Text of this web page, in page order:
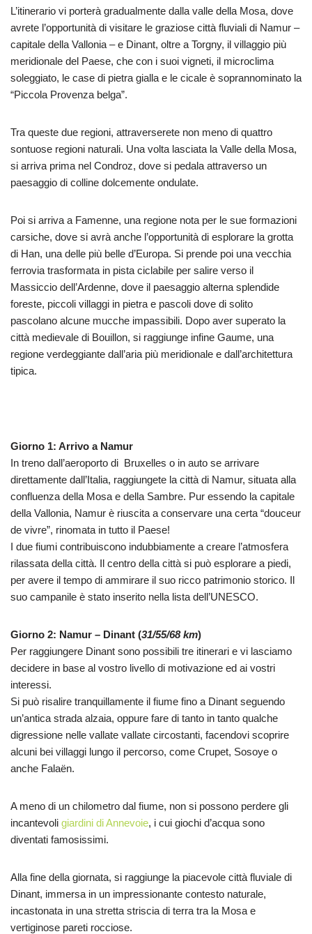
L’itinerario vi porterà gradualmente dalla valle della Mosa, dove
avrete l’opportunità di visitare le graziose città fluviali di Namur –
capitale della Vallonia – e Dinant, oltre a Torgny, il villaggio più
meridionale del Paese, che con i suoi vigneti, il microclima
soleggiato, le case di pietra gialla e le cicale è soprannominato la
“Piccola Provenza belga”.
Tra queste due regioni, attraverserete non meno di quattro
sontuose regioni naturali. Una volta lasciata la Valle della Mosa,
si arriva prima nel Condroz, dove si pedala attraverso un
paesaggio di colline dolcemente ondulate.
Poi si arriva a Famenne, una regione nota per le sue formazioni
carsiche, dove si avrà anche l’opportunità di esplorare la grotta
di Han, una delle più belle d’Europa. Si prende poi una vecchia
ferrovia trasformata in pista ciclabile per salire verso il
Massiccio dell’Ardenne, dove il paesaggio alterna splendide
foreste, piccoli villaggi in pietra e pascoli dove di solito
pascolano alcune mucche impassibili. Dopo aver superato la
città medievale di Bouillon, si raggiunge infine Gaume, una
regione verdeggiante dall’aria più meridionale e dall’architettura
tipica.
Giorno 1: Arrivo a Namur
In treno dall’aeroporto di Bruxelles o in auto se arrivare
direttamente dall’Italia, raggiungete la città di Namur, situata alla
confluenza della Mosa e della Sambre. Pur essendo la capitale
della Vallonia, Namur è riuscita a conservare una certa “douceur
de vivre”, rinomata in tutto il Paese!
I due fiumi contribuiscono indubbiamente a creare l’atmosfera
rilassata della città. Il centro della città si può esplorare a piedi,
per avere il tempo di ammirare il suo ricco patrimonio storico. Il
suo campanile è stato inserito nella lista dell’UNESCO.
Giorno 2: Namur – Dinant (31/55/68 km)
Per raggiungere Dinant sono possibili tre itinerari e vi lasciamo
decidere in base al vostro livello di motivazione ed ai vostri
interessi.
Si può risalire tranquillamente il fiume fino a Dinant seguendo
un’antica strada alzaia, oppure fare di tanto in tanto qualche
digressione nelle vallate vallate circostanti, facendovi scoprire
alcuni bei villaggi lungo il percorso, come Crupet, Sosoye o
anche Falaën.
A meno di un chilometro dal fiume, non si possono perdere gli
incantevoli giardini di Annevoie, i cui giochi d’acqua sono
diventati famosissimi.
Alla fine della giornata, si raggiunge la piacevole città fluviale di
Dinant, immersa in un impressionante contesto naturale,
incastonata in una stretta striscia di terra tra la Mosa e
vertiginose pareti rocciose.